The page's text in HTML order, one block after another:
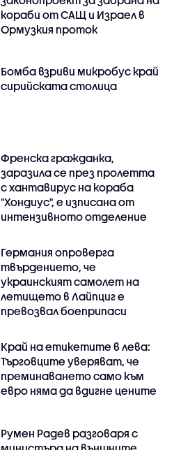
кораби от САЩ и Израел в
Ормузкия проток
Бомба взриви микробус край
сирийската столица
Френска гражданка,
заразила се през пролетта
с хантавирус на кораба
"Хондиус", е изписана от
интензивното отделение
Германия опроверга
твърдението, че
украинският самолет на
летището в Лайпциг е
превозвал боеприпаси
Край на етикетите в лева:
Търговците уверяват, че
преминаването само към
евро няма да вдигне цените
Румен Радев разговаря с